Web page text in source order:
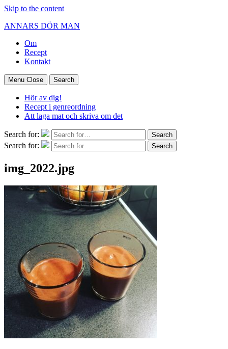
Skip to the content
ANNARS DÖR MAN
Om
Recept
Kontakt
Menu Close Search
Hör av dig!
Recept i genreordning
Att laga mat och skriva om det
Search for: Search
Search for: Search
img_2022.jpg